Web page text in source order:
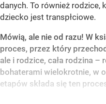
danych. To również
dziecko jest transpłciowe.
Mówią, ale nie od razu! W
proces, przez który
ale i rodzice, cała rodzina –
bohaterami wielokrotnie, w
etapów składa się ten